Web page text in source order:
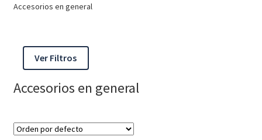
Accesorios en general
Ver Filtros
Accesorios en general